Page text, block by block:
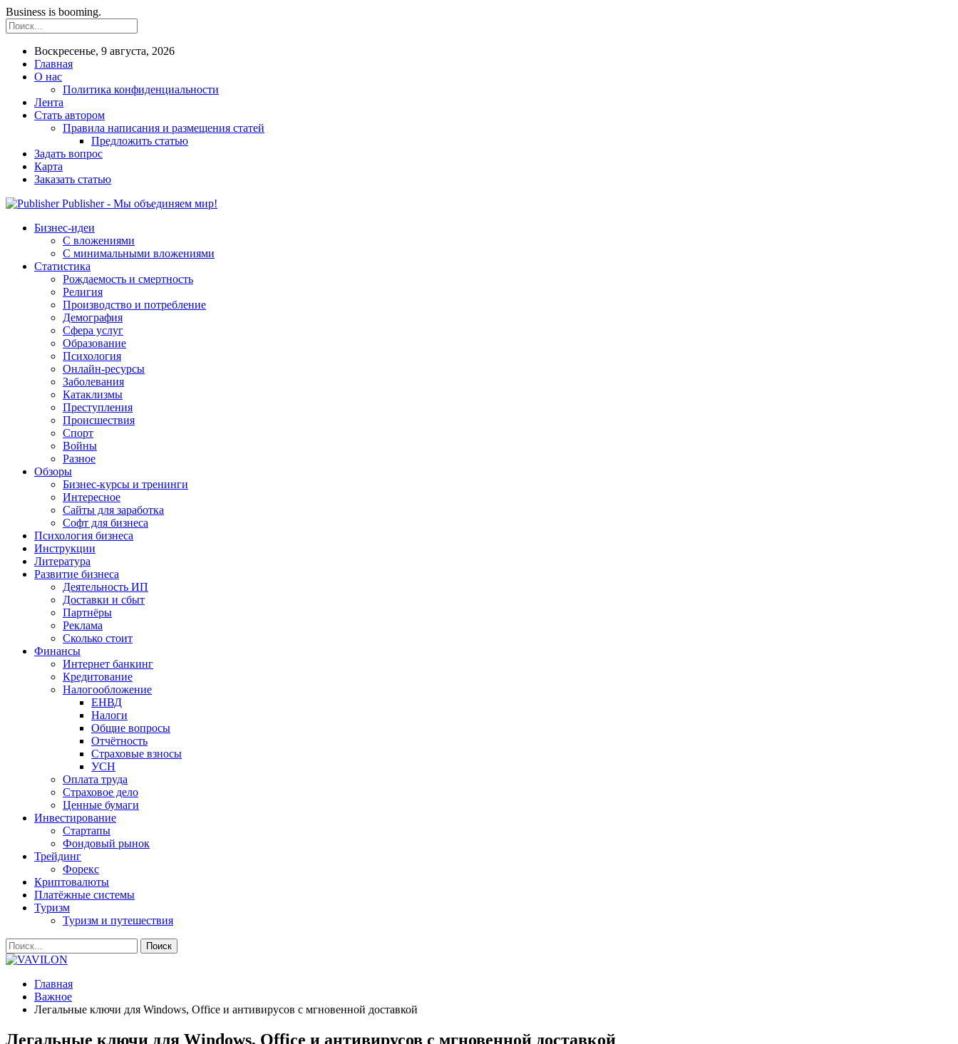
Business is booming.
Воскресенье, 9 августа, 2026
Главная
О нас
Политика конфиденциальности
Лента
Стать автором
Правила написания и размещения статей
Предложить статью
Задать вопрос
Карта
Заказать статью
Publisher - Мы объединяем мир!
Бизнес-идеи
С вложениями
С минимальными вложениями
Статистика
Рождаемость и смертность
Религия
Производство и потребление
Демография
Сфера услуг
Образование
Психология
Онлайн-ресурсы
Заболевания
Катаклизмы
Преступления
Происшествия
Спорт
Войны
Разное
Обзоры
Бизнес-курсы и тренинги
Интересное
Сайты для заработка
Софт для бизнеса
Психология бизнеса
Инструкции
Литература
Развитие бизнеса
Деятельность ИП
Доставки и сбыт
Партнёры
Реклама
Сколько стоит
Финансы
Интернет банкинг
Кредитование
Налогообложение
ЕНВД
Налоги
Общие вопросы
Отчётность
Страховые взносы
УСН
Оплата труда
Страховое дело
Ценные бумаги
Инвестирование
Стартапы
Фондовый рынок
Трейдинг
Форекс
Криптовалюты
Платёжные системы
Туризм
Туризм и путешествия
Главная
Важное
Легальные ключи для Windows, Office и антивирусов с мгновенной доставкой
Легальные ключи для Windows, Office и антивирусов с мгновенной доставкой